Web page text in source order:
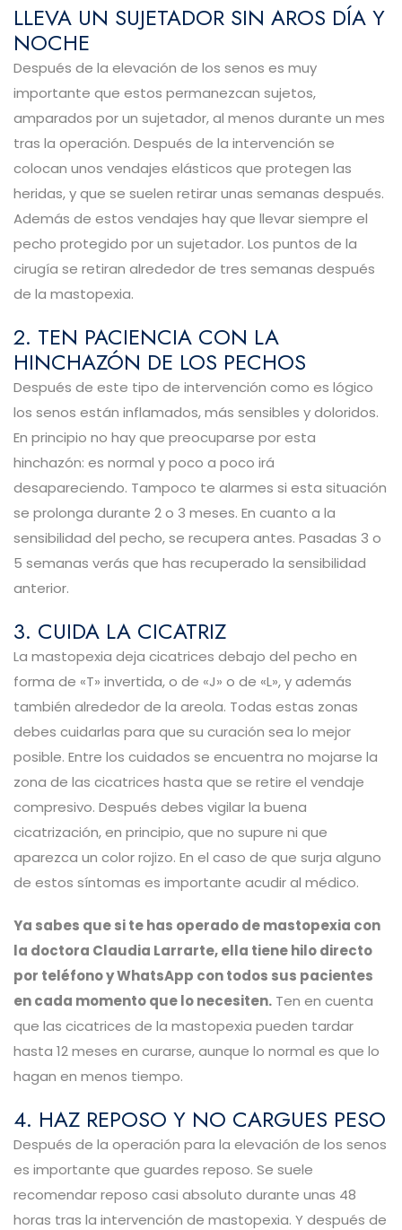
LLEVA UN SUJETADOR SIN AROS DÍA Y
NOCHE
Después de la elevación de los senos es muy
importante que estos permanezcan sujetos,
amparados por un sujetador, al menos durante un mes
tras la operación. Después de la intervención se
colocan unos vendajes elásticos que protegen las
heridas, y que se suelen retirar unas semanas después.
Además de estos vendajes hay que llevar siempre el
pecho protegido por un sujetador. Los puntos de la
cirugía se retiran alrededor de tres semanas después
de la mastopexia.
2. TEN PACIENCIA CON LA
HINCHAZÓN DE LOS PECHOS
Después de este tipo de intervención como es lógico
los senos están inflamados, más sensibles y doloridos.
En principio no hay que preocuparse por esta
hinchazón: es normal y poco a poco irá
desapareciendo. Tampoco te alarmes si esta situación
se prolonga durante 2 o 3 meses. En cuanto a la
sensibilidad del pecho, se recupera antes. Pasadas 3 o
5 semanas verás que has recuperado la sensibilidad
anterior.
3. CUIDA LA CICATRIZ
La mastopexia deja cicatrices debajo del pecho en
forma de «T» invertida, o de «J» o de «L», y además
también alrededor de la areola. Todas estas zonas
debes cuidarlas para que su curación sea lo mejor
posible. Entre los cuidados se encuentra no mojarse la
zona de las cicatrices hasta que se retire el vendaje
compresivo. Después debes vigilar la buena
cicatrización, en principio, que no supure ni que
aparezca un color rojizo. En el caso de que surja alguno
de estos síntomas es importante acudir al médico.
Ya sabes que si te has operado de mastopexia con
la doctora Claudia Larrarte, ella tiene hilo directo
por teléfono y WhatsApp con todos sus pacientes
en cada momento que lo necesiten. Ten en cuenta
que las cicatrices de la mastopexia pueden tardar
hasta 12 meses en curarse, aunque lo normal es que lo
hagan en menos tiempo.
4. HAZ REPOSO Y NO CARGUES PESO
Después de la operación para la elevación de los senos
es importante que guardes reposo. Se suele
recomendar reposo casi absoluto durante unas 48
horas tras la intervención de mastopexia. Y después de